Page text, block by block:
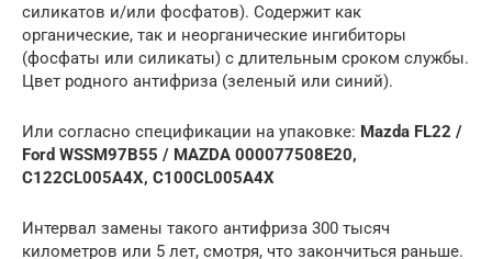
силикатов и/или фосфатов). Содержит как
органические, так и неорганические ингибиторы
(фосфаты или силикаты) с длительным сроком службы.
Цвет родного антифриза (зеленый или синий).
Или согласно спецификации на упаковке: Mazda FL22 /
Ford WSSM97B55 / MAZDA 000077508E20,
C122CL005A4X, C100CL005A4X
Интервал замены такого антифриза 300 тысяч
километров или 5 лет, смотря, что закончиться раньше.